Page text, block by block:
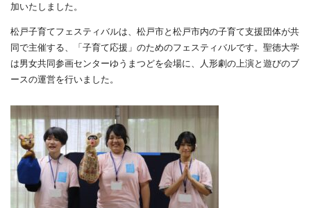
加いたしました。
松戸子育てフェスティバルは、松戸市と松戸市内の子育て支援団体が共
同で主催する、「子育て応援」のためのフェスティバルです。聖徳大学
は男女共同参画センターゆうまつどを会場に、人形劇の上演と遊びのブ
ースの運営を行いました。